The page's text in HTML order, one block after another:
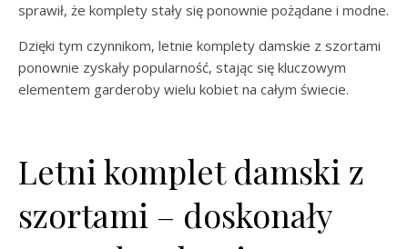
sprawił, że komplety stały się ponownie pożądane i modne.
Dzięki tym czynnikom, letnie komplety damskie z szortami
ponownie zyskały popularność, stając się kluczowym
elementem garderoby wielu kobiet na całym świecie.
Letni komplet damski z
szortami – doskonały